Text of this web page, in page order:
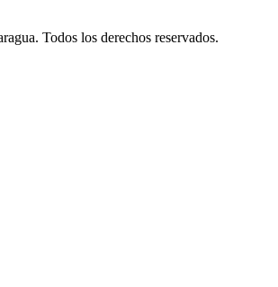
Todos los derechos reservados.